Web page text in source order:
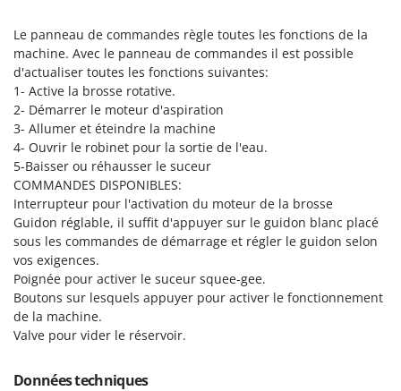
Mastercook
Masterpro
McCulloch
MCH
Michelin
Mille
Minox
Mockmill
More than chef
MOSA
MOVA
Mowox
Le panneau de commandes règle toutes les fonctions de la
machine. Avec le panneau de commandes il est possible
d'actualiser toutes les fonctions suivantes:
1- Active la brosse rotative.
2- Démarrer le moteur d'aspiration
3- Allumer et éteindre la machine
4- Ouvrir le robinet pour la sortie de l'eau.
5-Baisser ou réhausser le suceur
COMMANDES DISPONIBLES:
Interrupteur pour l'activation du moteur de la brosse
Guidon réglable, il suffit d'appuyer sur le guidon blanc placé
sous les commandes de démarrage et régler le guidon selon
vos exigences.
Poignée pour activer le suceur squee-gee.
Boutons sur lesquels appuyer pour activer le fonctionnement
de la machine.
Valve pour vider le réservoir.
Données techniques